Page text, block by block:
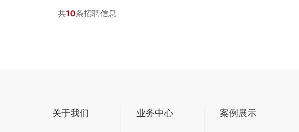
共10条招聘信息
关于我们 业务中心 案例展示